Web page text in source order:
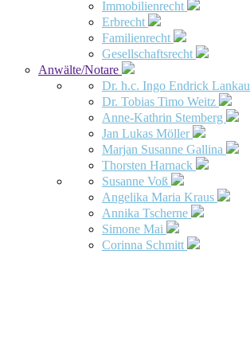
Immobilienrecht
Erbrecht
Familienrecht
Gesellschaftsrecht
Anwälte/Notare
Dr. h.c. Ingo Endrick Lankau
Dr. Tobias Timo Weitz
Anne-Kathrin Stemberg
Jan Lukas Möller
Marjan Susanne Gallina
Thorsten Harnack
Susanne Voß
Angelika Maria Kraus
Annika Tscherne
Simone Mai
Corinna Schmitt